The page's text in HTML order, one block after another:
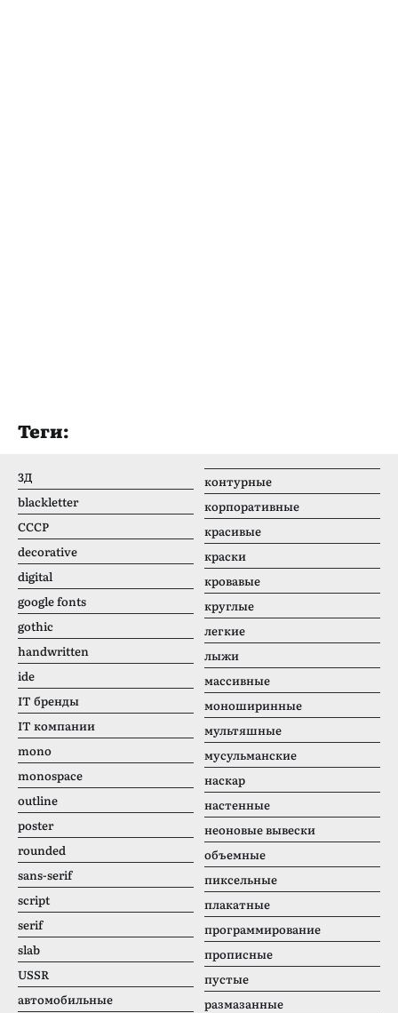
Теги:
3Д
blackletter
CCCР
decorative
digital
google fonts
gothic
handwritten
ide
IT бренды
IT компании
mono
monospace
outline
poster
rounded
sans-serif
script
serif
slab
USSR
автомобильные
контурные
корпоративные
красивые
краски
кровавые
круглые
легкие
лыжи
массивные
моноширинные
мультяшные
мусульманские
наскар
настенные
неоновые вывески
объемные
пиксельные
плакатные
программирование
прописные
пустые
размазанные